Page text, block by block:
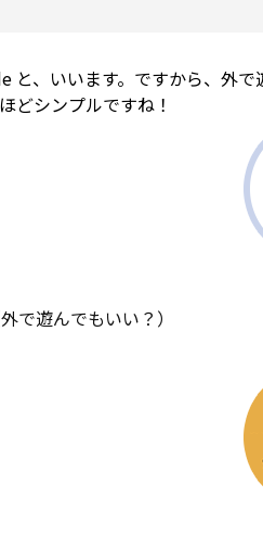
と、いいます。ですから、外
どシンプルですね！
外で遊んでもいい？）